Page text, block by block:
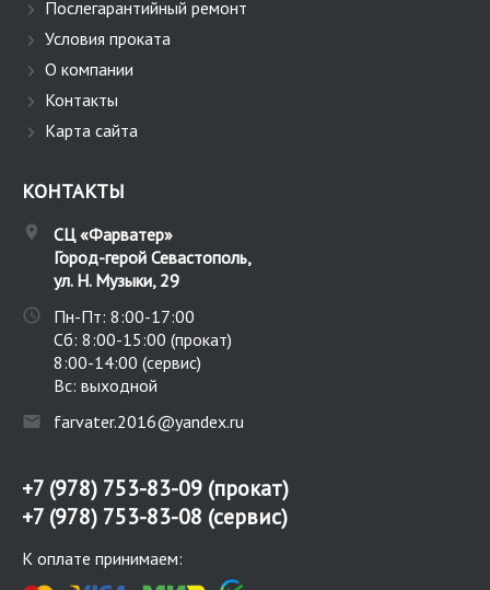
Послегарантийный ремонт
Условия проката
О компании
Контакты
Карта сайта
КОНТАКТЫ
СЦ «Фарватер»
Город-герой Севастополь,
ул. Н. Музыки, 29
Пн-Пт: 8:00-17:00
Сб: 8:00-15:00 (прокат)
8:00-14:00 (сервис)
Вс: выходной
farvater.2016@yandex.ru
+7 (978) 753-83-09 (прокат)
+7 (978) 753-83-08 (сервис)
К оплате принимаем: